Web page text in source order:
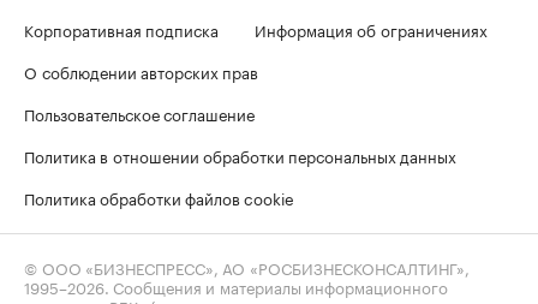
Корпоративная подписка
Информация об ограничениях
О соблюдении авторских прав
Пользовательское соглашение
Политика в отношении обработки персональных данных
Политика обработки файлов cookie
© ООО «БИЗНЕСПРЕСС», АО «РОСБИЗНЕСКОНСАЛТИНГ»,
1995–2026 . Сообщения и материалы информационного